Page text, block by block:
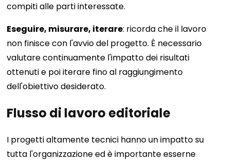
compiti alle parti interessate.
Eseguire, misurare, iterare: ricorda che il lavoro
non finisce con l'avvio del progetto. È necessario
valutare continuamente l'impatto dei risultati
ottenuti e poi iterare fino al raggiungimento
dell'obiettivo desiderato.
Flusso di lavoro editoriale
I progetti altamente tecnici hanno un impatto su
tutta l'organizzazione ed è importante esserne